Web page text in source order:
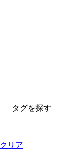
タグを探す
クリア